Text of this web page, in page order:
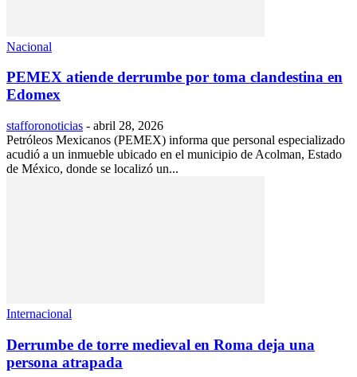
Nacional
PEMEX atiende derrumbe por toma clandestina en
Edomex
stafforonoticias - abril 28, 2026
Petróleos Mexicanos (PEMEX) informa que personal especializado
acudió a un inmueble ubicado en el municipio de Acolman, Estado
de México, donde se localizó un...
Internacional
Derrumbe de torre medieval en Roma deja una
persona atrapada